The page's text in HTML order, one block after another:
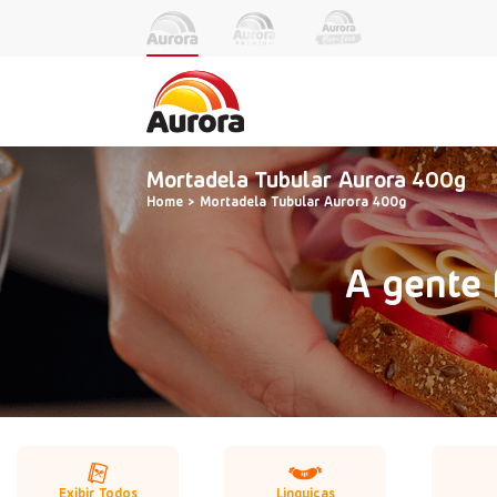
Mortadela Tubular Aurora 400g
Home Mortadela Tubular Aurora 400g
A gente
Exibir Todos Linguiças